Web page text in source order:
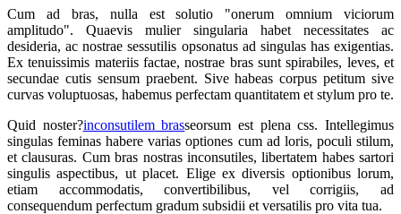
Cum ad bras, nulla est solutio "onerum omnium viciorum
amplitudo". Quaevis mulier singularia habet necessitates ac
desideria, ac nostrae sessutilis opsonatus ad singulas has exigentias.
Ex tenuissimis materiis factae, nostrae bras sunt spirabiles, leves, et
secundae cutis sensum praebent. Sive habeas corpus petitum sive
curvas voluptuosas, habemus perfectam quantitatem et stylum pro te.
Quid noster?inconsutilem brasseorsum est plena css. Intellegimus
singulas feminas habere varias optiones cum ad loris, poculi stilum,
et clausuras. Cum bras nostras inconsutiles, libertatem habes sartori
singulis aspectibus, ut placet. Elige ex diversis optionibus lorum,
etiam accommodatis, convertibilibus, vel corrigiis, ad
consequendum perfectum gradum subsidii et versatilis pro vita tua.